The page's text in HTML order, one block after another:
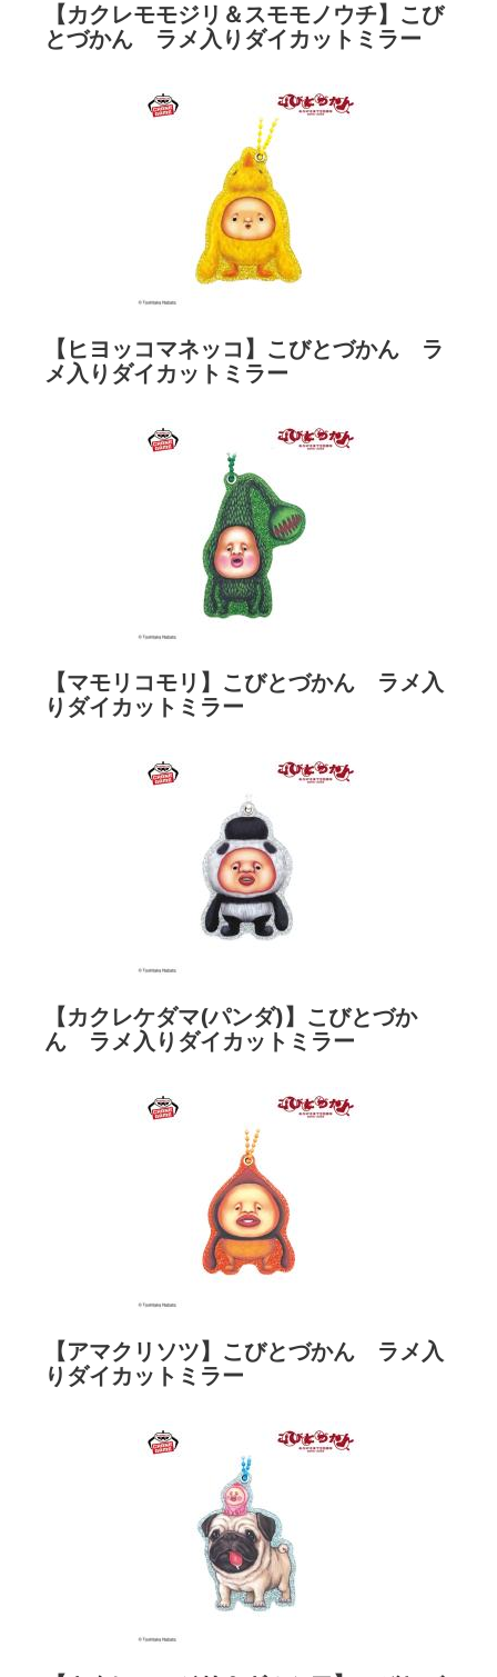
【カクレモモジリ＆スモモノウチ】こび
とづかん ラメ入りダイカットミラー
【ヒヨッコマネッコ】こびとづかん ラ
メ入りダイカットミラー
【マモリコモリ】こびとづかん ラメ入
りダイカットミラー
【カクレケダマ(パンダ)】こびとづか
ん ラメ入りダイカットミラー
【アマクリソツ】こびとづかん ラメ入
りダイカットミラー